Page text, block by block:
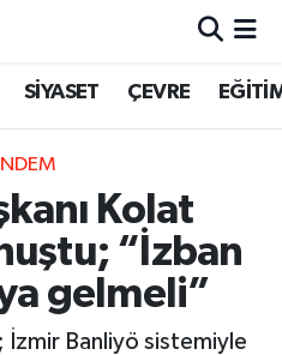
SİYASET ÇEVRE
Kolat
“İzban
gelmeli”
İzmir Banliyö sistemiyle
Haritası
ve Fikstür